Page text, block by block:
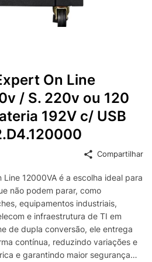
On Line
/ S. 220v ou 120
192V c/ USB
Compartilhar
12000VA é a escolha ideal para
não podem parar, como
equipamentos industriais,
e infraestrutura de TI em
de dupla conversão, ele entrega
contínua, reduzindo variações e
e garantindo maior segurança